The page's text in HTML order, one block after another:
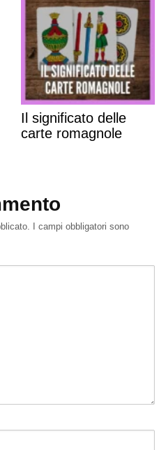
Il significato delle
carte romagnole
I campi obbligatori sono